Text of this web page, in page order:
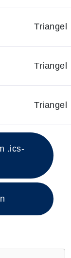
Kurs
Triangel
Triangel
Triangel
.ics-